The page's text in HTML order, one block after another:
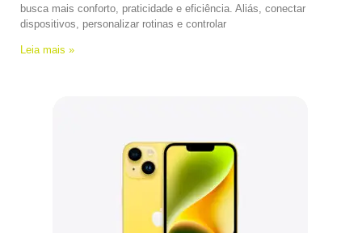
busca mais conforto, praticidade e eficiência. Aliás, conectar
dispositivos, personalizar rotinas e controlar
Leia mais »